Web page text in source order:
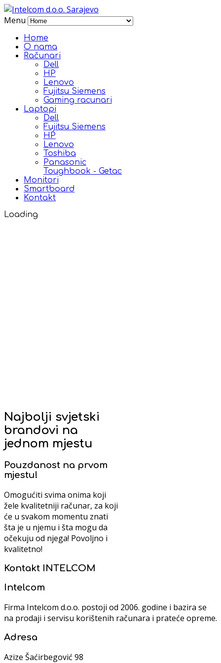
Menu
Home
O nama
Računari
Dell
HP
Lenovo
Fujitsu Siemens
Gaming racunari
Laptopi
Dell
Fujitsu Siemens
HP
Lenovo
Toshiba
Panasonic
Toughbook - Getac
Monitori
Smartboard
Kontakt
Loading
Najbolji svjetski
brandovi na
jednom mjestu
Pouzdanost na prvom
mjestu!
Omogućiti svima onima koji
žele kvalitetniji računar, za koji
će u svakom momentu znati
šta je u njemu i šta mogu da
očekuju od njega! Povoljno i
kvalitetno!
Kontakt INTELCOM
Intelcom
Firma Intelcom d.o.o. postoji od 2006. godine i bazira se
na prodaji i servisu korištenih računara i prateće opreme.
Adresa
Azize Šaćirbegović 98